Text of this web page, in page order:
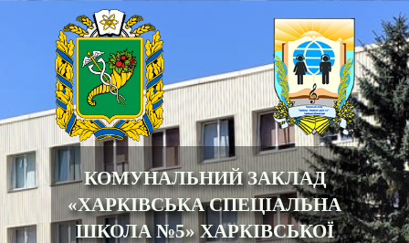
КОМУНАЛЬНИЙ ЗАКЛАД
«ХАРКІВСЬКА СПЕЦІАЛЬНА
ШКОЛА №5» ХАРКІВСЬКОЇ